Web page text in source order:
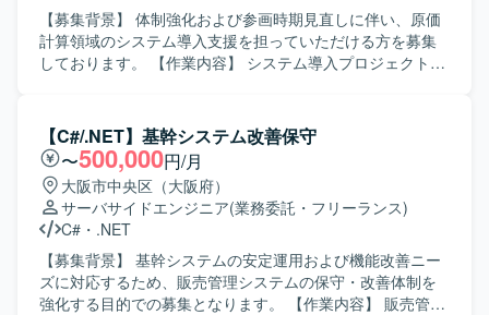
【募集背景】 体制強化および参画時期見直しに伴い、原価
計算領域のシステム導入支援を担っていただける方を募集
しております。 【作業内容】 システム導入プロジェクトに
ける業務支援を中心に対応していただきます。 プロジェク
トリーダーの補佐として、設計内容の整理や関係者との調
整などを行っていただきます。 【求める人物像】 会計や生
産管理の業務を理解しながら、システム導入に主体的に関
わっていただける方を求めております。 リーダー補佐とし
て周囲とコミュニケーションを取りつつ、責任感を持って
業務を推進いただける方を歓迎いたします。 【ポジション
の魅力】 管理会計・原価計算領域に特化した業務知識を活
かしつつ、システム導入プロジェクトの上流工程に関わる
【C#/.NET】基幹システム改善保守
〜500,000円/月
大阪市中央区（大阪府）
サーバサイドエンジニア(業務委託・フリーランス)
C# ・ .NET
【募集背景】 基幹システムの安定運用および機能改善ニー
ズに対応するため、販売管理システムの保守・改善体制を
強化する目的での募集となります。 【作業内容】 販売管理